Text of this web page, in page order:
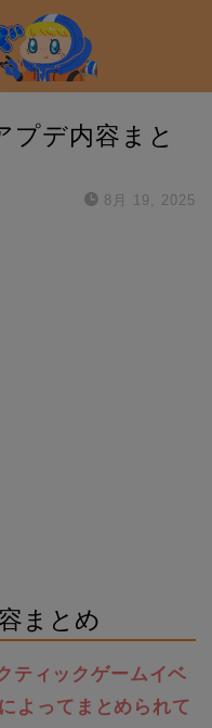
プデ内容まと
8月 19, 2025
まとめ
ティックゲームイベ
よってまとめられて